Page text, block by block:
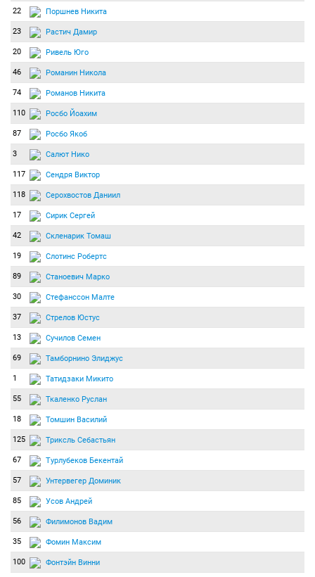
22 Поршнев Никита
23 Растич Дамир
20 Ривель Юго
46 Романин Никола
74 Романов Никита
110 Росбо Йоахим
87 Росбо Якоб
3 Салют Нико
117 Сендря Виктор
118 Серохвостов Даниил
17 Сирик Сергей
42 Скленарик Томаш
19 Слотинс Робертс
89 Станоевич Марко
30 Стефанссон Малте
37 Стрелов Юстус
13 Сучилов Семен
69 Тамборнино Элиджус
1 Татидзаки Микито
55 Ткаленко Руслан
18 Томшин Василий
125 Триксль Себастьян
67 Турлубеков Бекентай
57 Унтервегер Доминик
85 Усов Андрей
56 Филимонов Вадим
35 Фомин Максим
100 Фонтэйн Винни